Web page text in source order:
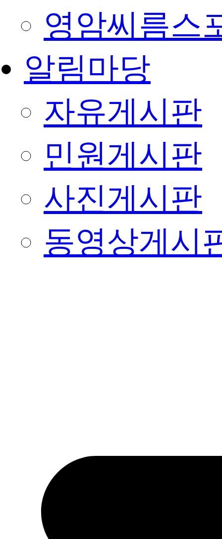
영암씨름스
알림마당
자유게시판
민원게시판
사진게시판
동영상게시